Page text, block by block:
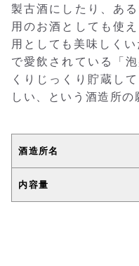
製古酒にしたり、あ
用のお酒としても使
用としても美味しく
で愛飲されている「
くりじっくり貯蔵し
しい、という酒造所の
酒造所名
内容量